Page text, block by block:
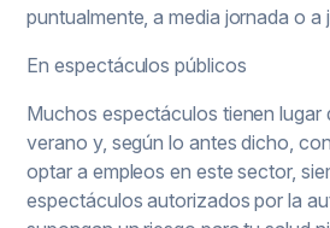
puntualmente, a media jornada o a
En espectáculos públicos
Muchos espectáculos tienen lugar
verano y, según lo antes dicho,
optar a empleos en este sector,
espectáculos autorizados por la